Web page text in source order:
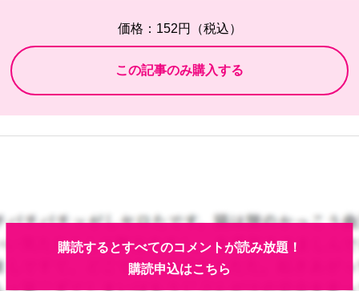
価格：152円（税込）
購読するとすべてのコメントが読み放題！
購読申込はこちら